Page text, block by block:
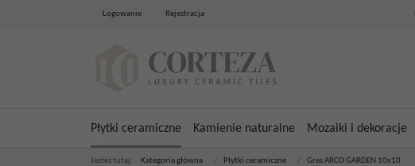
Logowanie Rejestracja
Płytki ceramiczne Kamienie naturalne Mozaiki i dekoracje
Jesteś tutaj: Kategoria główna Płytki ceramiczne Gres ARCO GARDEN 10x10